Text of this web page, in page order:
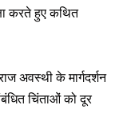
करते हुए कथित
अवस्थी के मार्गदर्शन
चिंताओं को दूर